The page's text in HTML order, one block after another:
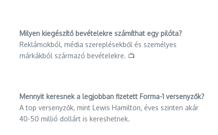
Milyen kiegészítő bevételekre számíthat egy pilóta?
Reklámokból, média szereplésekből és személyes
márkákból származó bevételekre. 📺
Mennyit keresnek a legjobban fizetett Forma-1 versenyzők?
A top versenyzők, mint Lewis Hamilton, éves szinten akár
40-50 millió dollárt is kereshetnek.